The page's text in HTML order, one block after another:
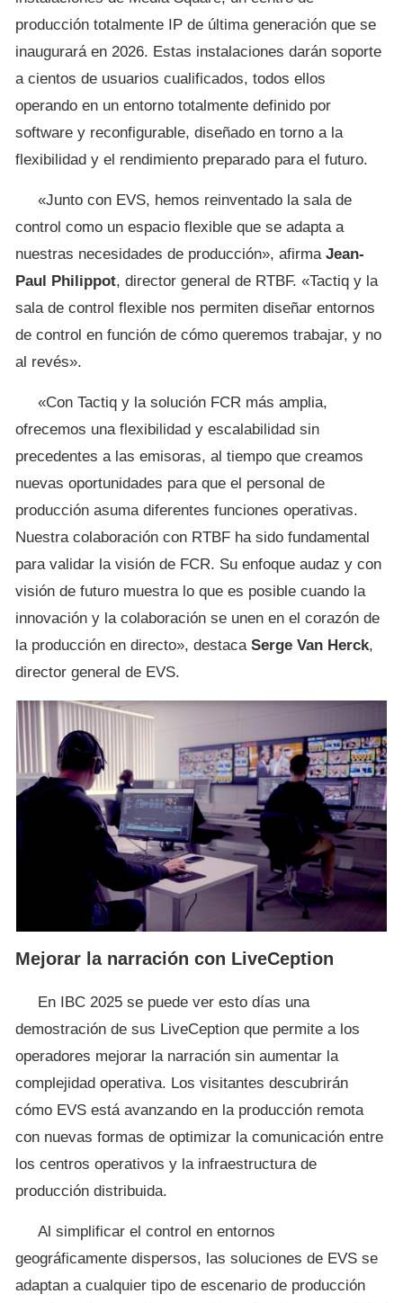
producción totalmente IP de última generación que se
inaugurará en 2026. Estas instalaciones darán soporte
a cientos de usuarios cualificados, todos ellos
operando en un entorno totalmente definido por
software y reconfigurable, diseñado en torno a la
flexibilidad y el rendimiento preparado para el futuro.
«Junto con EVS, hemos reinventado la sala de
control como un espacio flexible que se adapta a
nuestras necesidades de producción», afirma Jean-
Paul Philippot, director general de RTBF. «Tactiq y la
sala de control flexible nos permiten diseñar entornos
de control en función de cómo queremos trabajar, y no
al revés».
«Con Tactiq y la solución FCR más amplia,
ofrecemos una flexibilidad y escalabilidad sin
precedentes a las emisoras, al tiempo que creamos
nuevas oportunidades para que el personal de
producción asuma diferentes funciones operativas.
Nuestra colaboración con RTBF ha sido fundamental
para validar la visión de FCR. Su enfoque audaz y con
visión de futuro muestra lo que es posible cuando la
innovación y la colaboración se unen en el corazón de
la producción en directo», destaca Serge Van Herck,
director general de EVS.
Mejorar la narración con LiveCeption
En IBC 2025 se puede ver esto días una
demostración de sus LiveCeption que permite a los
operadores mejorar la narración sin aumentar la
complejidad operativa. Los visitantes descubrirán
cómo EVS está avanzando en la producción remota
con nuevas formas de optimizar la comunicación entre
los centros operativos y la infraestructura de
producción distribuida.
Al simplificar el control en entornos
geográficamente dispersos, las soluciones de EVS se
adaptan a cualquier tipo de escenario de producción